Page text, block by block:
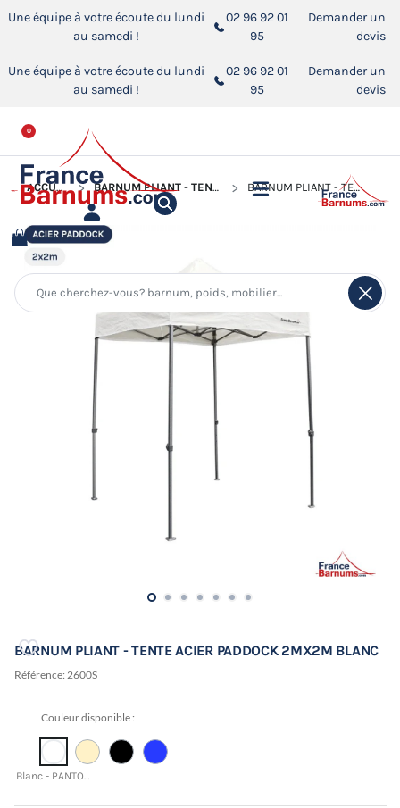
Une équipe à votre écoute du lundi
au samedi !
02 96 92 01
95
Demander un
devis
Une équipe à votre écoute du lundi
au samedi !
02 96 92 01
95
Demander un
devis
0
ACCUEIL BARNUM PLIANT - TENTE ACIER PADDOCK BARNUM PLIANT - TENTE ACIER PADDOCK 2MX2M BLANC
BARNUM PLIANT - TENTE ACIER PADDOCK 2MX2M BLANC
Référence: 2600S
Couleur disponible :
Blanc - PANTONE 11-0601 TCX